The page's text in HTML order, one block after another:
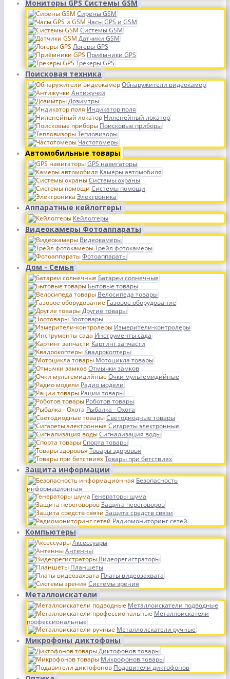
Мониторы GPS Системы GSM
Сирены GSM
Часы GPS и GSM
Системы GSM
Датчики GSM
Логеры GPS
Приёмники GPS
Трекеры GPS
Поисковая техника
Обнаружители видеокамер
Антижучки
Дозимтры
Индикатор поля
Ниленейный локатор
Поисковые приборы
Тепловизоры
Частотомеры
Автомобильные товары
GPS навигаторы
Камеры автомобиля
Системы охраны
Системы помощи
Электроника
Аппаратные кейлоггеры
Кейлоггеры
Видеокамеры Фотоаппараты
Видеокамеры
Трейл фотокамеры
Фотоаппараты
Дом - Семья
Батареи солнечные
Бытовые товары
Велосипеда товары
Газовое оборудование
Другие товары
Зоотовары
Измерители-контролеры
Инструменты сада
Картинг запчасти
Квадрокоптеры
Мотоцикла товары
Отмычки замков
Очки мультемидийные
Радио модели
Рации товары
Роботов товары
Рыбалка - Охота
Светодиодные товары
Сигареты электронные
Сигнализация воды
Спорта товары
Товары здоровья
Товары при бетствиях
Защита информации
Безопасность
информационная
Генераторы шума
Защита переговоров
Защита средств связи
Радиомониторинг сетей
Компьютеры
Аксессуары
Антенны
Видеорегистраторы
Планшеты
Платы видеозахвата
Системы зрения
Металлоискатели
Металлоискатели подводные
Металлоискатели
профессиональные
Металлоискатели ручные
Микрофоны диктофоны
Диктофонов товары
Микрофонов товары
Подавители диктофонов